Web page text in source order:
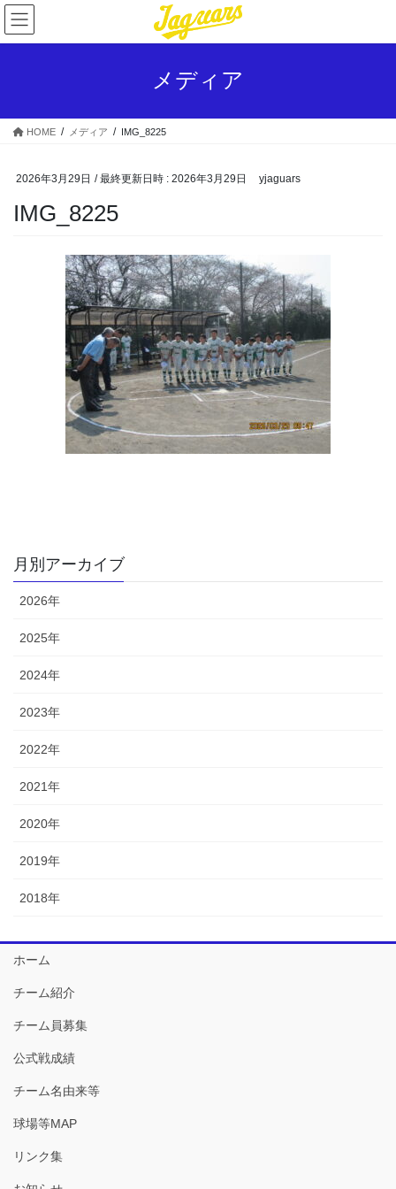
コ
ン
テ
ス
ナ
ビ
ゲ
ン
メディア
HOME メディア IMG_8225
2026年3月29日 / 最終更新日時 : 2026年3月29日 yjaguars
IMG_8225
月別アーカイブ
2026年
2025年
2024年
2023年
2022年
2021年
2020年
2019年
2018年
ホーム
チーム紹介
チーム員募集
公式戦成績
チーム名由来等
球場等MAP
リンク集